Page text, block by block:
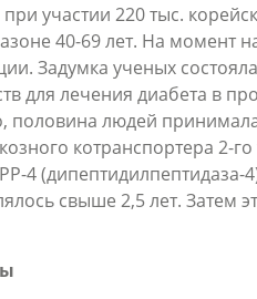
при участии 220 тыс.
40-69 лет. На момент
Задумка ученых
для лечения диабета в
половина людей
котранспортера 2-
4 (дипептидилпептидаза-
свыше 2,5 лет. Затем